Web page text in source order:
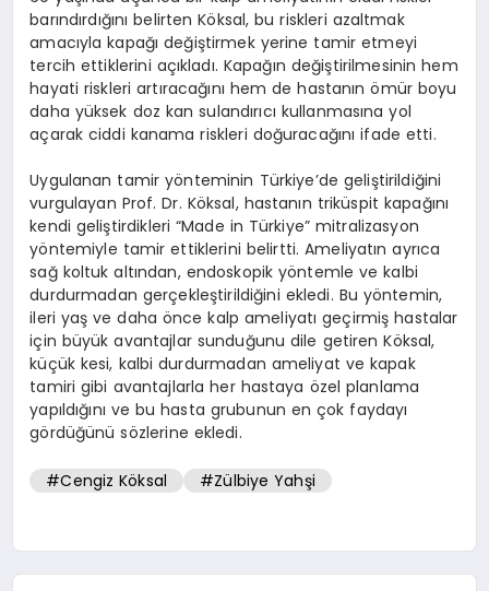
barındırdığını belirten Köksal, bu riskleri azaltmak
amacıyla kapağı değiştirmek yerine tamir etmeyi
tercih ettiklerini açıkladı. Kapağın değiştirilmesinin hem
hayati riskleri artıracağını hem de hastanın ömür boyu
daha yüksek doz kan sulandırıcı kullanmasına yol
açarak ciddi kanama riskleri doğuracağını ifade etti.
Uygulanan tamir yönteminin Türkiye’de geliştirildiğini
vurgulayan Prof. Dr. Köksal, hastanın triküspit kapağını
kendi geliştirdikleri “Made in Türkiye” mitralizasyon
yöntemiyle tamir ettiklerini belirtti. Ameliyatın ayrıca
sağ koltuk altından, endoskopik yöntemle ve kalbi
durdurmadan gerçekleştirildiğini ekledi. Bu yöntemin,
ileri yaş ve daha önce kalp ameliyatı geçirmiş hastalar
için büyük avantajlar sunduğunu dile getiren Köksal,
küçük kesi, kalbi durdurmadan ameliyat ve kapak
tamiri gibi avantajlarla her hastaya özel planlama
yapıldığını ve bu hasta grubunun en çok faydayı
gördüğünü sözlerine ekledi.
#Cengiz Köksal #Zülbiye Yahşi